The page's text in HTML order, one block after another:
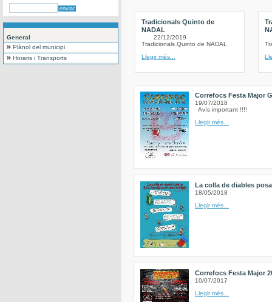
General
Plànol del municipi
Horaris i Transports
Tradicionals Quinto de
NADAL
22/12/2019
Tradicionals Quinto de NADAL
Llegir més...
Correfocs Festa Major
19/07/2018
Avís important !!!!
Llegir més...
La colla de diables
18/05/2018
Llegir més...
Correfocs Festa Major
10/07/2017
Llegir més...